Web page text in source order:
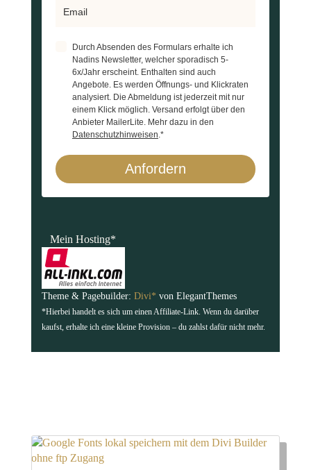
Durch Absenden des Formulars erhalte ich
Nadins Newsletter, welcher sporadisch 5-
6x/Jahr erscheint. Enthalten sind auch
Angebote. Es werden Öffnungs- und Klickraten
analysiert. Die Abmeldung ist jederzeit mit nur
einem Klick möglich. Versand erfolgt über den
Anbieter MailerLite. Mehr dazu in den
Datenschutzhinweisen.*
Anfordern
Mein Hosting*
Theme & Pagebuilder: Divi* von ElegantThemes
*Hierbei handelt es sich um einen Affiliate-Link. Wenn du darüber
kaufst, erhalte ich eine kleine Provision – du zahlst dafür nicht mehr.